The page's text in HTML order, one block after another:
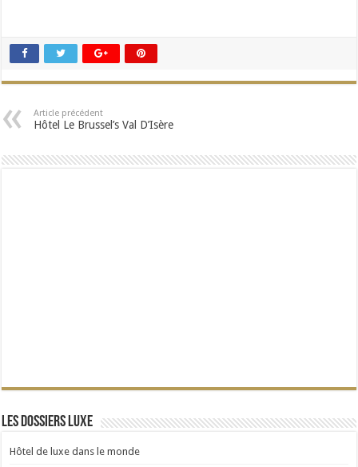
Article précédent
Hôtel Le Brussel’s Val D’Isère
Les dossiers Luxe
Hôtel de luxe dans le monde